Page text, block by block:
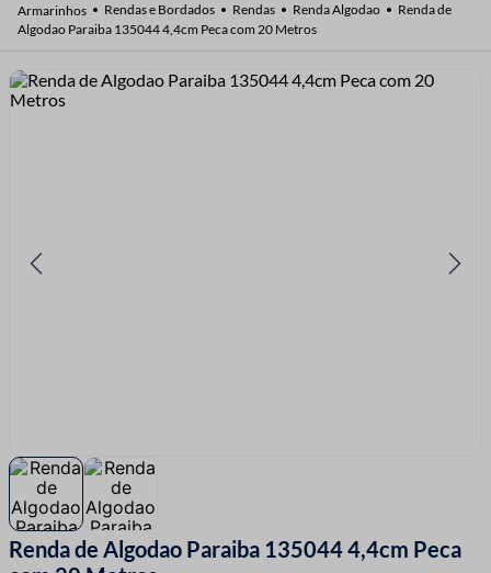
Rendas e Bordados Rendas Renda Algodao
Renda de
Algodao Paraiba 135044 4,4cm Peca com 20 Metros
Renda de Algodao Paraiba 135044 4,4cm Peca
2º
barbante
3º
botão
8º